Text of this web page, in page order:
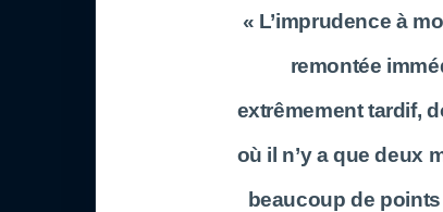
« L’imprudence à
remontée
extrêmement tardif,
où il n’y a que deux
beaucoup de